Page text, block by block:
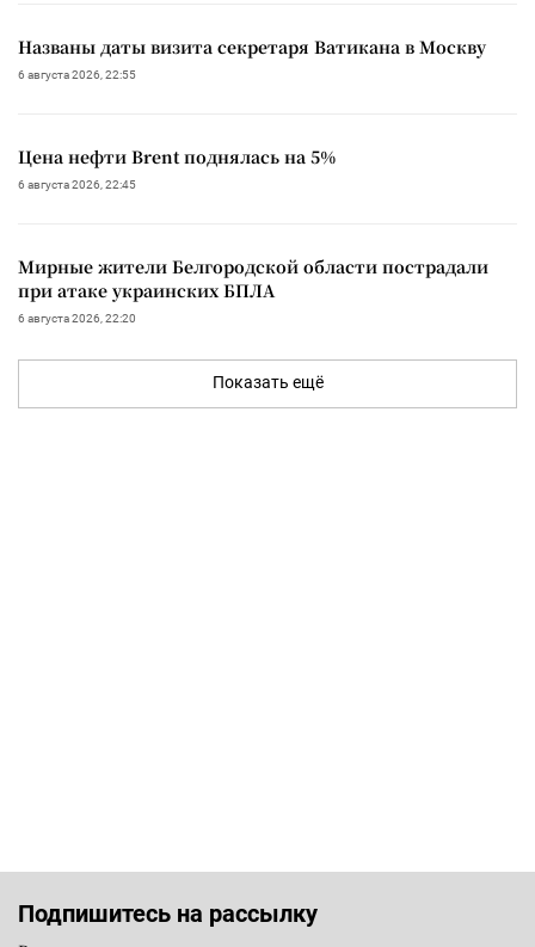
Названы даты визита секретаря Ватикана в Москву
6 августа 2026, 22:55
Цена нефти Brent поднялась на 5%
6 августа 2026, 22:45
Мирные жители Белгородской области пострадали
при атаке украинских БПЛА
6 августа 2026, 22:20
Показать ещё
Подпишитесь на рассылку